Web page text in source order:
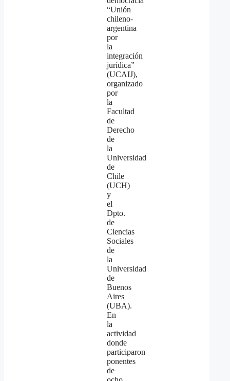
“Unión
chileno-
argentina
por
la
integración
jurídica”
(UCAIJ),
organizado
por
la
Facultad
de
Derecho
de
la
Universidad
de
Chile
(UCH)
y
el
Dpto.
de
Ciencias
Sociales
de
la
Universidad
de
Buenos
Aires
(UBA).
En
la
actividad
donde
participaron
ponentes
de